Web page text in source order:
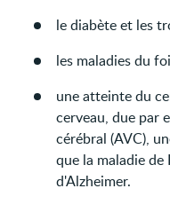
le diabète et les
les maladies du
une atteinte du
cerveau, due par
cérébral (AVC),
que la maladie
d'Alzheimer.